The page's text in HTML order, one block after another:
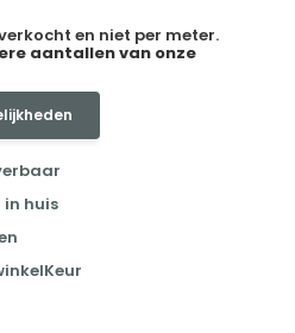
en niet per meter.
aantallen van onze
huis